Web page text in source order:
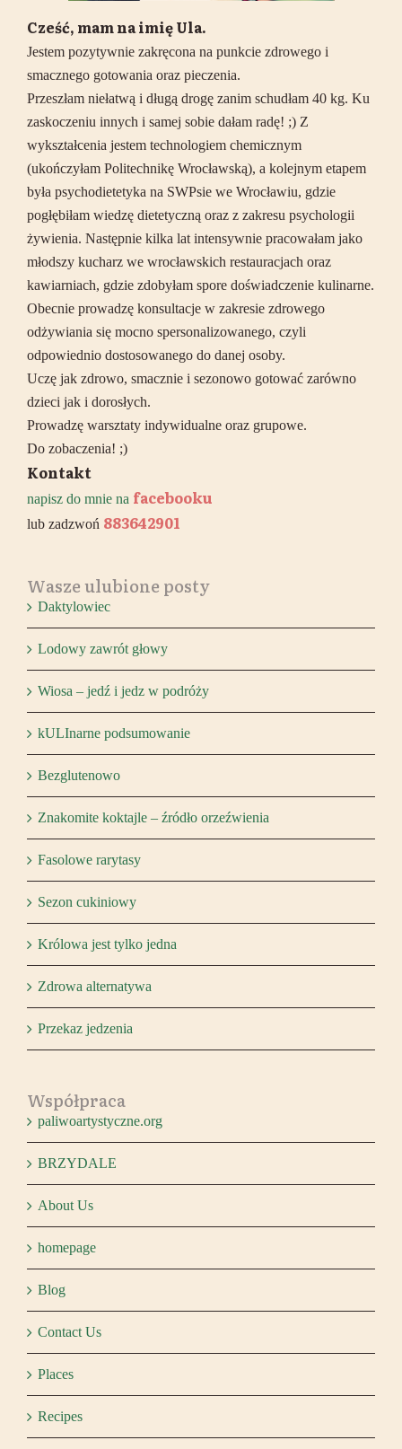
Cześć, mam na imię Ula.
Jestem pozytywnie zakręcona na punkcie zdrowego i
smacznego gotowania oraz pieczenia.
Przeszłam niełatwą i długą drogę zanim schudłam 40 kg. Ku
zaskoczeniu innych i samej sobie dałam radę! ;) Z
wykształcenia jestem technologiem chemicznym
(ukończyłam Politechnikę Wrocławską), a kolejnym etapem
była psychodietetyka na SWPsie we Wrocławiu, gdzie
pogłębiłam wiedzę dietetyczną oraz z zakresu psychologii
żywienia. Następnie kilka lat intensywnie pracowałam jako
młodszy kucharz we wrocławskich restauracjach oraz
kawiarniach, gdzie zdobyłam spore doświadczenie kulinarne.
Obecnie prowadzę konsultacje w zakresie zdrowego
odżywiania się mocno spersonalizowanego, czyli
odpowiednio dostosowanego do danej osoby.
Uczę jak zdrowo, smacznie i sezonowo gotować zarówno
dzieci jak i dorosłych.
Prowadzę warsztaty indywidualne oraz grupowe.
Do zobaczenia! ;)
Kontakt
napisz do mnie na facebooku
lub zadzwoń 883642901
Wasze ulubione posty
Daktylowiec
Lodowy zawrót głowy
Wiosa – jedź i jedz w podróży
kULInarne podsumowanie
Bezglutenowo
Znakomite koktajle – źródło orzeźwienia
Fasolowe rarytasy
Sezon cukiniowy
Królowa jest tylko jedna
Zdrowa alternatywa
Przekaz jedzenia
Współpraca
paliwoartystyczne.org
BRZYDALE
About Us
homepage
Blog
Contact Us
Places
Recipes